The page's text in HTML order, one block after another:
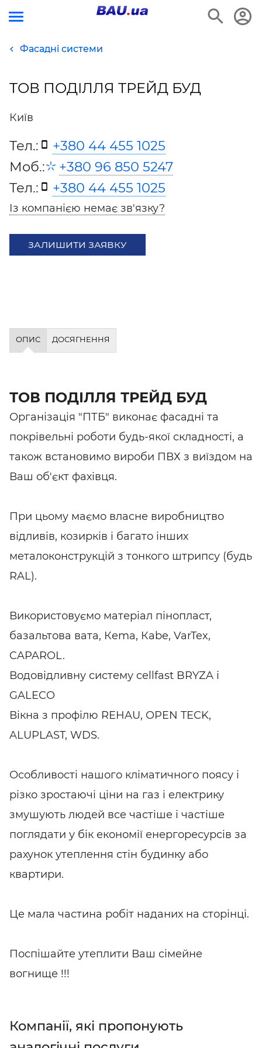
Фасадні системи
ТОВ ПОДІЛЛЯ ТРЕЙД БУД
Київ
Тел.:
+380 44 455 1025
Моб.:
+380 96 850 5247
Тел.:
+380 44 455 1025
Із компанією немає зв'язку?
ЗАЛИШИТИ ЗАЯВКУ
ОПИС ДОСЯГНЕННЯ
ТОВ ПОДІЛЛЯ ТРЕЙД БУД
Організація "ПТБ" виконає фасадні та
покрівельні роботи будь-якої складності, а
також встановимо вироби ПВХ з виїздом на
Ваш об'єкт фахівця.
При цьому маємо власне виробництво
відливів, козирків і багато інших
металоконструкцій з тонкого штрипсу (будь
RAL).
Використовуємо матеріал пінопласт,
базальтова вата, Кema, Кabe, VarTex,
CAPAROL.
Водовідливну систему cellfast BRYZA і
GALECO
Вікна з профілю REHAU, OPEN TEСK,
ALUPLAST, WDS.
Особливості нашого кліматичного поясу і
різко зростаючі ціни на газ і електрику
змушують людей все частіше і частіше
поглядати у бік економії енергоресурсів за
рахунок утеплення стін будинку або
квартири.
Це мала частина робіт наданих на сторінці.
Поспішайте утеплити Ваш сімейне
вогнище !!!
Компанії, які пропонують